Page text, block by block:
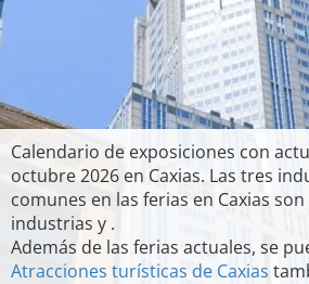
Calendario de exposiciones con
octubre 2026 en Caxias. Las tres
comunes en las ferias en Caxias
industrias y .
Además de las ferias actuales, se
Atracciones turísticas de Caxias